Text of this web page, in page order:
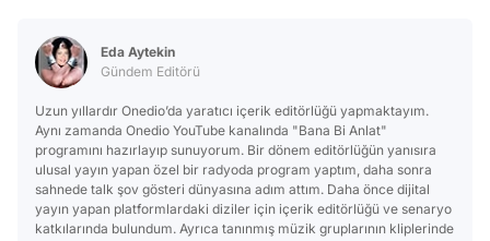
Eda Aytekin
Gündem Editörü
Uzun yıllardır Onedio’da yaratıcı içerik editörlüğü yapmaktayım.
Aynı zamanda Onedio YouTube kanalında "Bana Bi Anlat"
programını hazırlayıp sunuyorum. Bir dönem editörlüğün yanısıra
ulusal yayın yapan özel bir radyoda program yaptım, daha sonra
sahnede talk şov gösteri dünyasına adım attım. Daha önce dijital
yayın yapan platformlardaki diziler için içerik editörlüğü ve senaryo
katkılarında bulundum. Ayrıca tanınmış müzik gruplarının kliplerinde